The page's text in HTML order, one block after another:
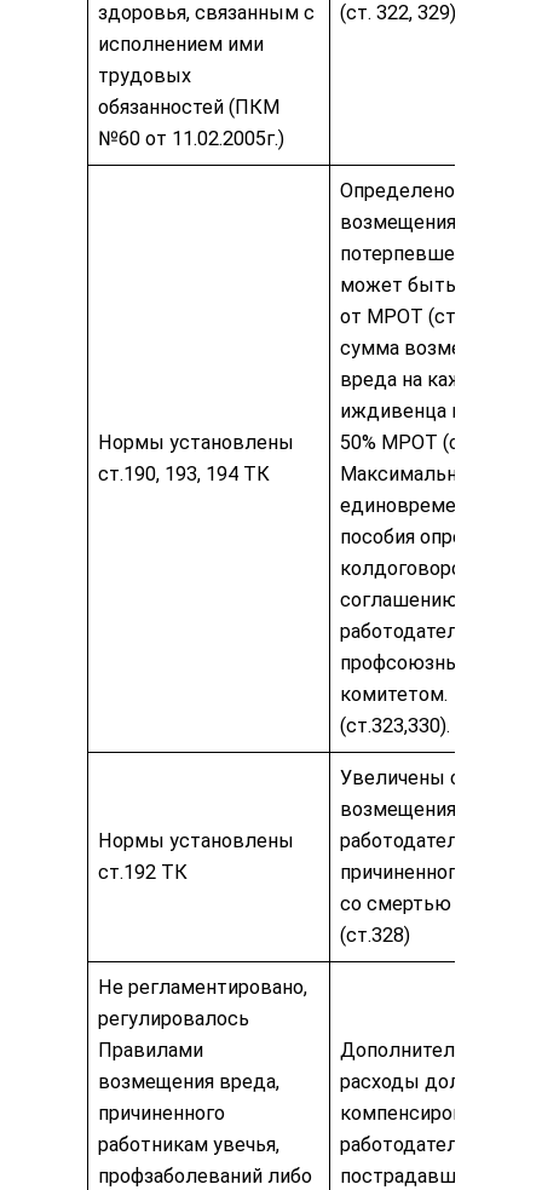
здоровья, связанным с
исполнением ими
трудовых
обязанностей (ПКМ
№60 от 11.02.2005г.)
(ст. 322, 329).
Нормы установлены
ст.190, 193, 194 ТК
Определено что
возмещения вреда
потерпевшему не
может быть ниже
от МРОТ (ст.324), а
сумма возмещения
вреда на каждого
иждивенца не ниже
50% МРОТ (ст.331).
Максимальный
единовременного
пособия
колдоговором или по
соглашению между
работодателем и
профсоюзным
комитетом.
(ст.323,330).
Нормы установлены
ст.192 ТК
Увеличены сроки
возмещения
работодателем
причиненного в связи
со смертью
(ст.328)
Не регламентировано,
регулировалось
Правилами
возмещения вреда,
причиненного
работникам увечья,
профзаболеваний либо
Дополнительные
расходы должен
компенсировать
работодатель:
пострадавшему на